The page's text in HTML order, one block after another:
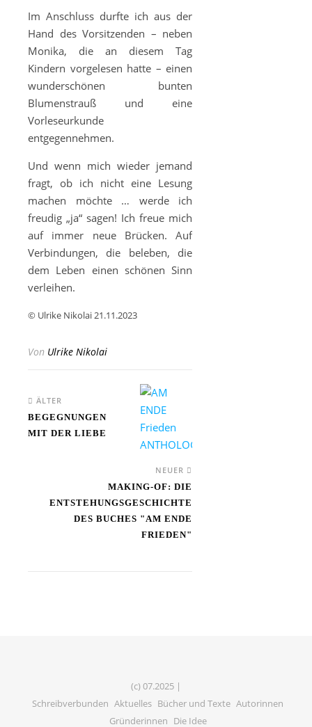
Im Anschluss durfte ich aus der
Hand des Vorsitzenden – neben
Monika, die an diesem Tag
Kindern vorgelesen hatte – einen
wunderschönen bunten
Blumenstrauß und eine
Vorleseurkunde
entgegennehmen.
Und wenn mich wieder jemand
fragt, ob ich nicht eine Lesung
machen möchte … werde ich
freudig „ja“ sagen! Ich freue mich
auf immer neue Brücken. Auf
Verbindungen, die beleben, die
dem Leben einen schönen Sinn
verleihen.
© Ulrike Nikolai 21.11.2023
Von Ulrike Nikolai
ÄLTER
BEGEGNUNGEN
MIT DER LIEBE
NEUER
MAKING-OF: DIE
ENTSTEHUNGSGESCHICHTE
DES BUCHES "AM ENDE
FRIEDEN"
(c) 07.2025 |
Schreibverbunden Aktuelles Bücher und Texte Autorinnen
Gründerinnen Die Idee